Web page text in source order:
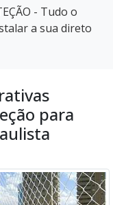
- Tudo o
a sua direto
para